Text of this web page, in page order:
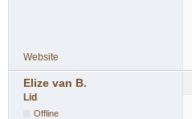
Website
Elize van B.
Lid
Offline